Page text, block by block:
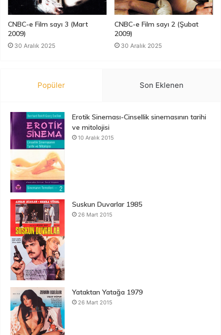
CNBC-e Film sayı 3 (Mart
2009)
30 Aralık 2025
CNBC-e Film sayı 2 (Şubat
2009)
30 Aralık 2025
Popüler Son Eklenen
Erotik Sineması-Cinsellik sinemasının tarihi
ve mitolojisi
10 Aralık 2015
Suskun Duvarlar 1985
26 Mart 2015
Yataktan Yatağa 1979
26 Mart 2015